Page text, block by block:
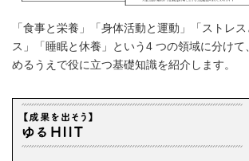
「食事と栄養」「身体活動と運動」「ストレ
ス」「睡眠と休養」という4 つの領域に分けて
めるうえで役に立つ基礎知識を紹介します。